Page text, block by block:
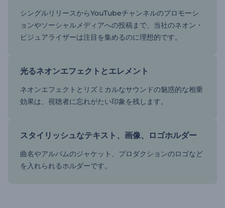
シングルリリースからYouTubeチャンネルのプロモーシ
ョンやソーシャルメディアへの投稿まで、当社のネオン・
ビジュアライザーは注目を集めるのに理想的です。
光るネオンエフェクトとエレメント
ネオンエフェクトとリズミカルなサウンドの魅惑的な相乗
効果は、視聴者に忘れがたい印象を残します。
スタイリッシュなテキスト、画像、ロゴホルダー
曲名やアルバムのジャケット、プロダクションのロゴなど
を入れられるホルダーです。